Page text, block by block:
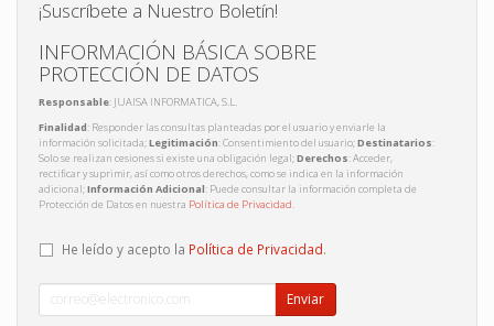
¡Suscríbete a Nuestro Boletín!
INFORMACIÓN BÁSICA SOBRE
PROTECCIÓN DE DATOS
Responsable: JUAISA INFORMATICA, S.L.
Finalidad: Responder las consultas planteadas por el usuario y enviarle la
información solicitada;Legitimación: Consentimiento del usuario;Destinatarios:
Solo se realizan cesiones si existe una obligación legal;Derechos: Acceder,
rectificar y suprimir, así como otros derechos, como se indica en la información
adicional;Información Adicional: Puede consultar la información completa de
Protección de Datos en nuestra Política de Privacidad.
He leído y acepto la Política de Privacidad.
Enviar